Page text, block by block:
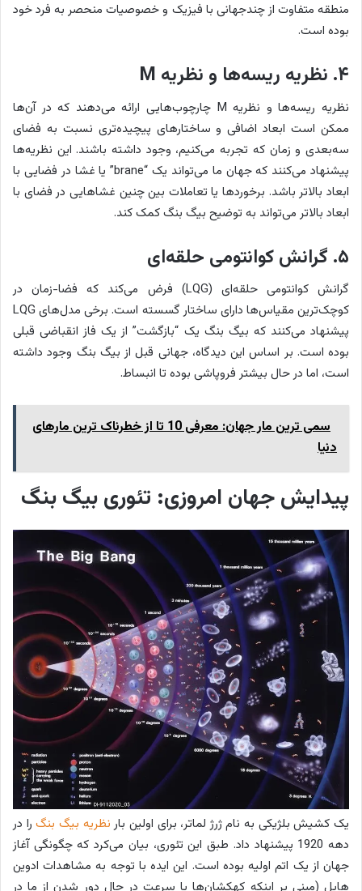
منطقه متفاوت از چندجهانی با فیزیک و خصوصیات منحصر به فرد خود
بوده است.
۴. نظریه ریسه‌ها و نظریه M
نظریه ریسه‌ها و نظریه M چارچوب‌هایی ارائه می‌دهند که در آن‌ها
ممکن است ابعاد اضافی و ساختارهای پیچیده‌تری نسبت به فضای
سه‌بعدی و زمان که تجربه می‌کنیم، وجود داشته باشند. این نظریه‌ها
پیشنهاد می‌کنند که جهان ما می‌تواند یک “brane” یا غشا در فضایی با
ابعاد بالاتر باشد. برخوردها یا تعاملات بین چنین غشاهایی در فضای با
ابعاد بالاتر می‌تواند به توضیح بیگ بنگ کمک کند.
۵. گرانش کوانتومی حلقه‌ای
گرانش کوانتومی حلقه‌ای (LQG) فرض می‌کند که فضا-زمان در
کوچک‌ترین مقیاس‌ها دارای ساختار گسسته است. برخی مدل‌های LQG
پیشنهاد می‌کنند که بیگ بنگ یک “بازگشت” از یک فاز انقباضی قبلی
بوده است. بر اساس این دیدگاه، جهانی قبل از بیگ بنگ وجود داشته
است، اما در حال بیشتر فروپاشی بوده تا انبساط.
سمی ترین مار جهان: معرفی 10 تا از خطرناک ترین مارهای
دنیا
پیدایش جهان امروزی: تئوری بیگ بنگ
یک کشیش بلژیکی به نام ژرژ لماتر، برای اولین بارنظریه بیگ بنگرا در
دهه 1920 پیشنهاد داد. طبق این تئوری، بیان می‎‌کرد که چگونگی آغاز
جهان از یک اتم اولیه بوده است. این ایده با توجه به مشاهدات ادوین
هابل (مبنی بر اینکه کهکشان‌ها با سرعت در حال دور شدن از ما در